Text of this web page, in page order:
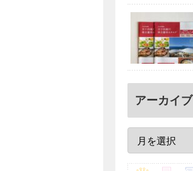
アーカイブ